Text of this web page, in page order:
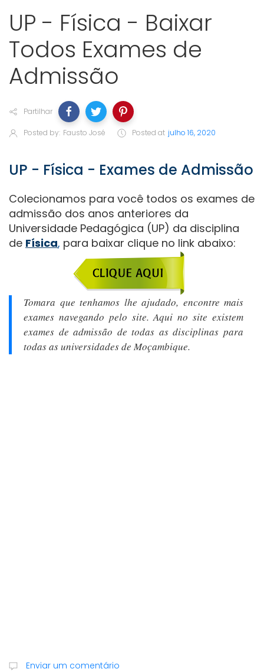
UP - Física - Baixar
Todos Exames de
Admissão
Partilhar
Posted by: Fausto José Posted at julho 16, 2020
UP - Física - Exames de Admissão
Colecionamos para você todos os exames de
admissão dos anos anteriores da
Universidade Pedagógica (UP) da disciplina
de Física, para baixar clique no link abaixo:
Tomara que tenhamos lhe ajudado, encontre mais
exames navegando pelo site. Aqui no site existem
exames de admissão de todas as disciplinas para
todas as universidades de Moçambique.
Enviar um comentário